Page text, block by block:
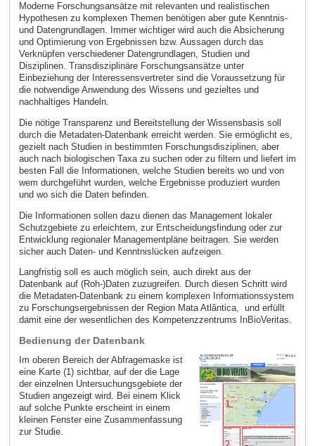
Moderne Forschungsansätze mit relevanten und realistischen
Hypothesen zu komplexen Themen benötigen aber gute Kenntnis-
und Datengrundlagen. Immer wichtiger wird auch die Absicherung
und Optimierung von Ergebnissen bzw. Aussagen durch das
Verknüpfen verschiedener Datengrundlagen, Studien und
Disziplinen. Transdisziplinäre Forschungsansätze unter
Einbeziehung der Interessensvertreter sind die Voraussetzung für
die notwendige Anwendung des Wissens und gezieltes und
nachhaltiges Handeln.
Die nötige Transparenz und Bereitstellung der Wissensbasis soll
durch die Metadaten-Datenbank erreicht werden. Sie ermöglicht es,
gezielt nach Studien in bestimmten Forschungsdisziplinen, aber
auch nach biologischen Taxa zu suchen oder zu filtern und liefert im
besten Fall die Informationen, welche Studien bereits wo und von
wem durchgeführt wurden, welche Ergebnisse produziert wurden
und wo sich die Daten befinden.
Die Informationen sollen dazu dienen das Management lokaler
Schutzgebiete zu erleichtern, zur Entscheidungsfindung oder zur
Entwicklung regionaler Managementpläne beitragen. Sie werden
sicher auch Daten- und Kenntnislücken aufzeigen.
Langfristig soll es auch möglich sein, auch direkt aus der
Datenbank auf (Roh-)Daten zuzugreifen. Durch diesen Schritt wird
die Metadaten-Datenbank zu einem komplexen Informationssystem
zu Forschungsergebnissen der Region Mata Atlântica, und erfüllt
damit eine der wesentlichen des Kompetenzzentrums InBioVeritas.
Bedienung der Datenbank
Im oberen Bereich der Abfragemaske ist
eine Karte (1) sichtbar, auf der die Lage
der einzelnen Untersuchungsgebiete der
Studien angezeigt wird. Bei einem Klick
auf solche Punkte erscheint in einem
kleinen Fenster eine Zusammenfassung
zur Studie.